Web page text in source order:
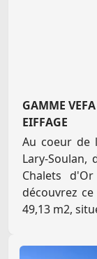
GAMME
EIFFAGE
Au coeur de
Lary-Soulan,
Chalets
découvrez
49,13 m2,